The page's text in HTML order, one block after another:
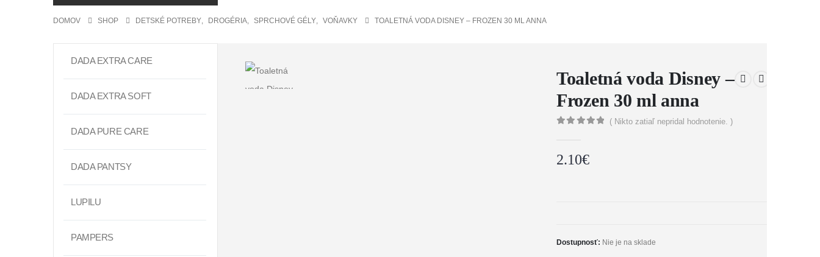
DOMOV SHOP DETSKÉ POTREBY, DROGÉRIA, SPRCHOVÉ GÉLY, VOŇAVKY TOALETNÁ VODA DISNEY – FROZEN 30 ML ANNA
Toaletná voda Disney –
Frozen 30 ml anna
( Nikto zatiaľ nepridal hodnotenie. )
2.10€
Dostupnosť: Nie je na sklade
DADA EXTRA CARE
DADA EXTRA SOFT
DADA PURE CARE
DADA PANTSY
LUPILU
PAMPERS